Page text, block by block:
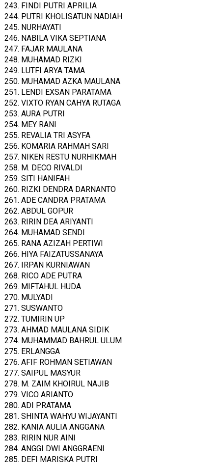
243. FINDI PUTRI APRILIA
244. PUTRI KHOLISATUN NADIAH
245. NURHAYATI
246. NABILA VIKA SEPTIANA
247. FAJAR MAULANA
248. MUHAMAD RIZKI
249. LUTFI ARYA TAMA
250. MUHAMAD AZKA MAULANA
251. LENDI EXSAN PARATAMA
252. VIXTO RYAN CAHYA RUTAGA
253. AURA PUTRI
254. MEY RANI
255. REVALIA TRI ASYFA
256. KOMARIA RAHMAH SARI
257. NIKEN RESTU NURHIKMAH
258. M. DECO RIVALDI
259. SITI HANIFAH
260. RIZKI DENDRA DARNANTO
261. ADE CANDRA PRATAMA
262. ABDUL GOPUR
263. RIRIN DEA ARIYANTI
264. MUHAMAD SENDI
265. RANA AZIZAH PERTIWI
266. HIYA FAIZATUSSANAYA
267. IRPAN KURNIAWAN
268. RICO ADE PUTRA
269. MIFTAHUL HUDA
270. MULYADI
271. SUSWANTO
272. TUMIRIN UP
273. AHMAD MAULANA SIDIK
274. MUHAMMAD BAHRUL ULUM
275. ERLANGGA
276. AFIF ROHMAN SETIAWAN
277. SAIPUL MASYUR
278. M. ZAIM KHOIRUL NAJIB
279. VICO ARIANTO
280. ADI PRATAMA
281. SHINTA WAHYU WIJAYANTI
282. KANIA AULIA ANGGANA
283. RIRIN NUR AINI
284. ANGGI DWI ANGGRAENI
285. DEFI MARISKA PUTRI